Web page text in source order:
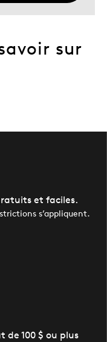
sur
et faciles.
s’appliquent.
100 $ ou plus